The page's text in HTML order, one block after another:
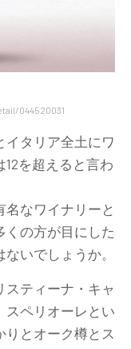
044520031
イタリア全土にワ
を超えると言わ
なワイナリーと
くの方が目にした
いでしょうか。
スティーナ・キャ
スペリオーレとい
りとオーク樽とス